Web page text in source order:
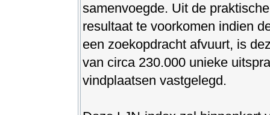
samenvoegde. Uit de
resultaat te voorkomen indien
een zoekopdracht afvuurt, is
van circa 230.000 unieke
vindplaatsen vastgelegd.